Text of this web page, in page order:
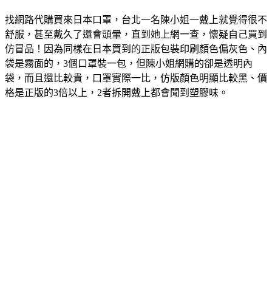
找網路代購買來日本口罩，台北一名陳小姐一戴上就覺得很不
舒服，甚至戴久了還會頭暈，直到她上網一查，懷疑自己買到
仿冒品！因為同樣在日本買到的正版包裝印刷顏色偏灰色、內
袋是霧面的，3個口罩裝一包，但陳小姐網購的卻是透明內
袋，而且還比較貴，口罩實際一比，仿版顏色明顯比較黑、價
格是正版的3倍以上，2者拆開戴上都會聞到塑膠味。